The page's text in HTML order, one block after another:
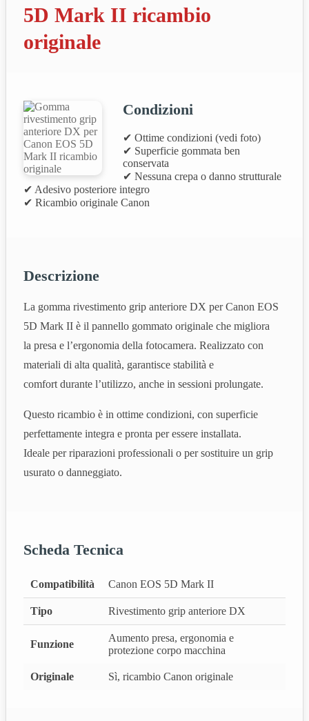
5D Mark II ricambio
originale
Condizioni
✔ Ottime condizioni (vedi foto)
✔ Superficie gommata ben
conservata
✔ Nessuna crepa o danno strutturale
✔ Adesivo posteriore integro
✔ Ricambio originale Canon
Descrizione
La gomma rivestimento grip anteriore DX per Canon EOS
5D Mark II è il pannello gommato originale che migliora
la presa e l’ergonomia della fotocamera. Realizzato con
materiali di alta qualità, garantisce stabilità e
comfort durante l’utilizzo, anche in sessioni prolungate.
Questo ricambio è in ottime condizioni, con superficie
perfettamente integra e pronta per essere installata.
Ideale per riparazioni professionali o per sostituire un grip
usurato o danneggiato.
Scheda Tecnica
Compatibilità Canon EOS 5D Mark II
Tipo Rivestimento grip anteriore DX
Funzione
Aumento presa, ergonomia e
protezione corpo macchina
Originale Sì, ricambio Canon originale